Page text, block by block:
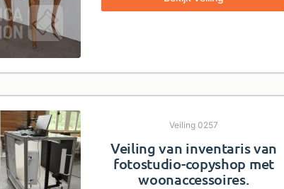
Veiling 0257
Veiling van inventaris van
fotostudio-copyshop met
woonaccessoires.